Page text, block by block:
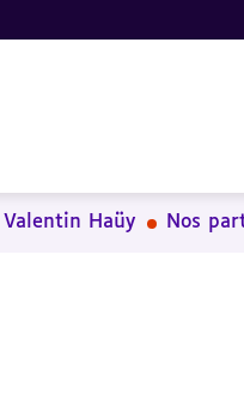
Haüy Nos